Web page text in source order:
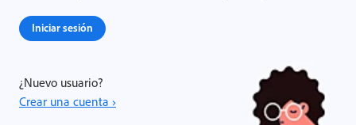
Iniciar sesión
¿Nuevo usuario?
Crear una cuenta ›